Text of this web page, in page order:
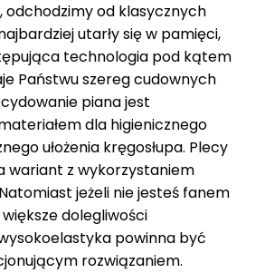
odchodzimy od klasycznych
utarły się w pamięci,
technologia pod kątem
Państwu szereg cudownych
piana jest
dla higienicznego
ułożenia kręgosłupa. Plecy
wariant z wykorzystaniem
jeżeli nie jesteś fanem
dolegliwości
powinna być
rozwiązaniem.